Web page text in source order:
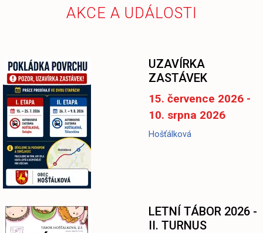
AKCE A UDÁLOSTI
UZAVÍRKA
ZASTÁVEK
15. července 2026 -
10. srpna 2026
Hošťálková
LETNÍ TÁBOR 2026 -
II. TURNUS